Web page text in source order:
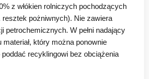
z włókien rolniczych pochodzących
resztek pożniwnych). Nie zawiera
petrochemicznych. W pełni nadający
materiał, który można ponownie
recyklingowi bez obciążenia